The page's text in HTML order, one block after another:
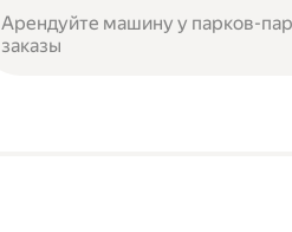
Арендуйте машину у парков-
заказы